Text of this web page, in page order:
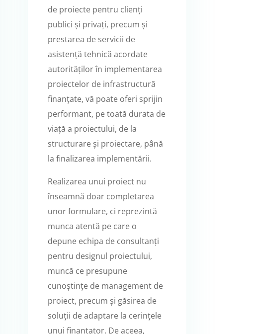
de proiecte pentru clienți
publici și privați, precum și
prestarea de servicii de
asistență tehnică acordate
autorităților în implementarea
proiectelor de infrastructură
finanțate, vă poate oferi sprijin
performant, pe toată durata de
viață a proiectului, de la
structurare și proiectare, până
la finalizarea implementării.
Realizarea unui proiect nu
înseamnă doar completarea
unor formulare, ci reprezintă
munca atentă pe care o
depune echipa de consultanți
pentru designul proiectului,
muncă ce presupune
cunoștințe de management de
proiect, precum și găsirea de
soluții de adaptare la cerințele
unui finanțator. De aceea,